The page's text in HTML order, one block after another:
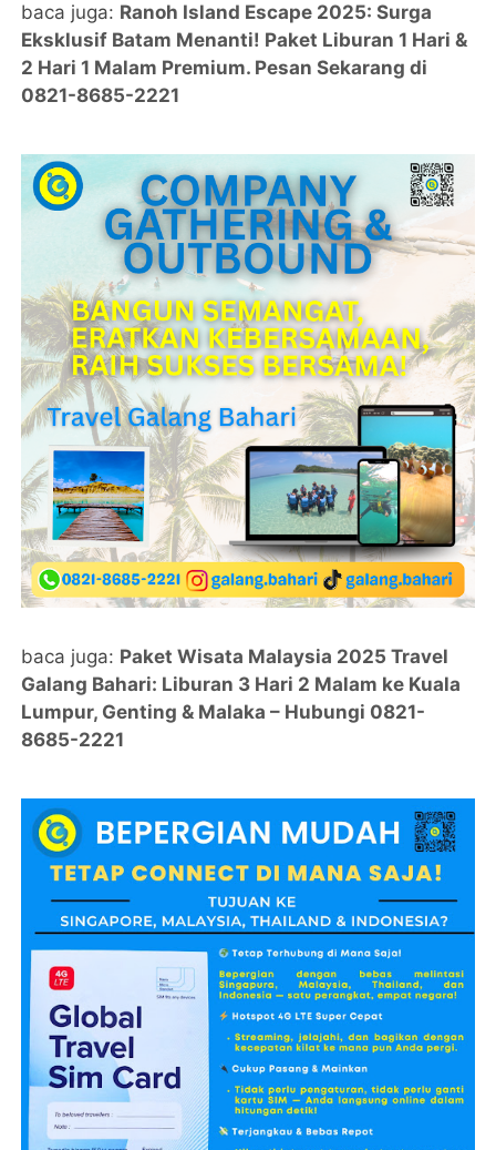
baca juga: Ranoh Island Escape 2025: Surga
Eksklusif Batam Menanti! Paket Liburan 1 Hari &
2 Hari 1 Malam Premium. Pesan Sekarang di
0821-8685-2221
baca juga: Paket Wisata Malaysia 2025 Travel
Galang Bahari: Liburan 3 Hari 2 Malam ke Kuala
Lumpur, Genting & Malaka – Hubungi 0821-
8685-2221